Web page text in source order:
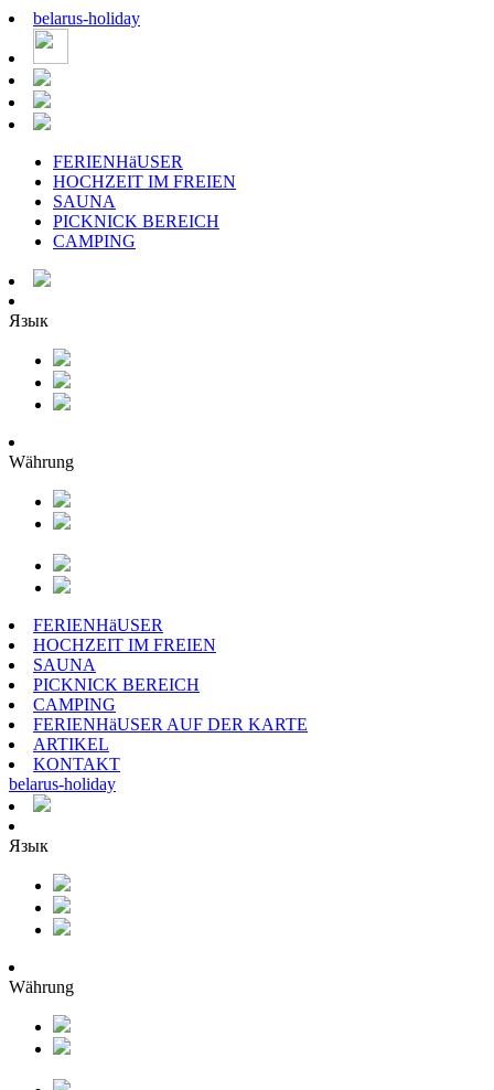
belarus-holiday
FERIENHäUSER
HOCHZEIT IM FREIEN
SAUNA
PICKNICK BEREICH
CAMPING
Язык
Währung
FERIENHäUSER
HOCHZEIT IM FREIEN
SAUNA
PICKNICK BEREICH
CAMPING
FERIENHäUSER AUF DER KARTE
ARTIKEL
KONTAKT
belarus-holiday
Язык
Währung